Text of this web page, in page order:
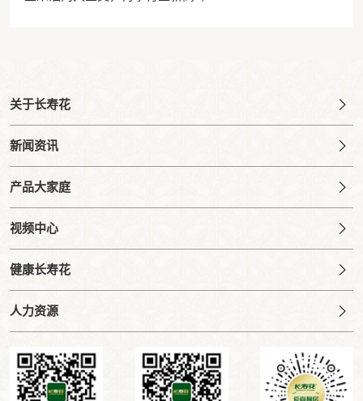
关于长寿花
新闻资讯
产品大家庭
视频中心
健康长寿花
人力资源